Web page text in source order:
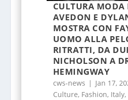
CULTURA
AVEDON E
MOSTRA CON
UOMO ALLA
RITRATTI, DA
NICHOLSON A
HEMINGWAY
cws-news | Jan 17,
Culture, Fashion, Italy,